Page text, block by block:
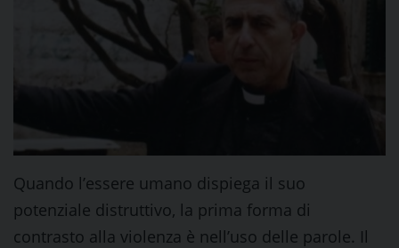
Quando l’essere umano dispiega il suo
potenziale distruttivo, la prima forma di
contrasto alla violenza è nell’uso delle parole. Il